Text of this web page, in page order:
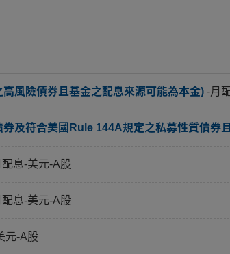
風險債券且基金之配息來源可能為本金) -月
及符合美國Rule 144A規定之私募性質債券
配息-美元-A股
配息-美元-A股
元-A股